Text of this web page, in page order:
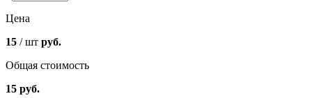
Цена
15 / шт руб.
Общая стоимость
15 руб.